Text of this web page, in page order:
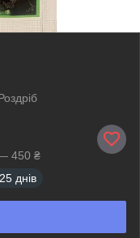
— 450 ₴
25 днів